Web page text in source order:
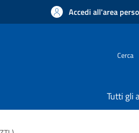
Accedi all'area
Cerca
Tutti gli